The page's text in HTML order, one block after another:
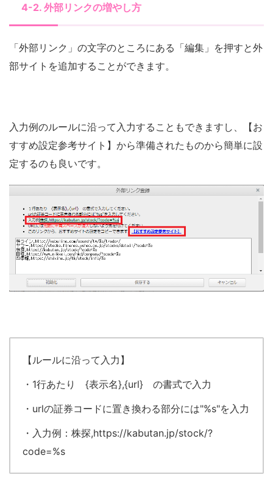
4-2. 外部リンクの増やし方
「外部リンク」の文字のところにある「編集」を押すと外
部サイトを追加することができます。
入力例のルールに沿って入力することもできますし、【お
すすめ設定参考サイト】から準備されたものから簡単に設
定するのも良いです。
【ルールに沿って入力】
・1行あたり {表示名},{url} の書式で入力
・urlの証券コードに置き換わる部分には"%s"を入力
・入力例：株探,https://kabutan.jp/stock/?
code=%s